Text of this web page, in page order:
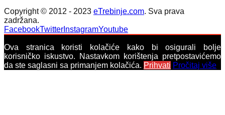
Copyright © 2012 - 2023 eTrebinje.com. Sva prava
zadržana.
FacebookTwitter InstagramYoutube
Ova stranica koristi kolačiće kako bi osigurali bolje
korisničko iskustvo. Nastavkom korištenja pretpostavićemo
da ste saglasni sa primanjem kolačića. Prihvati Pročitaj više